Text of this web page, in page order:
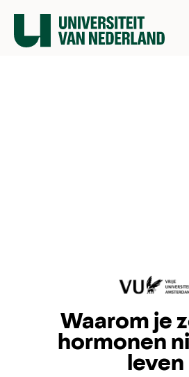
Waarom je
hormonen
leven